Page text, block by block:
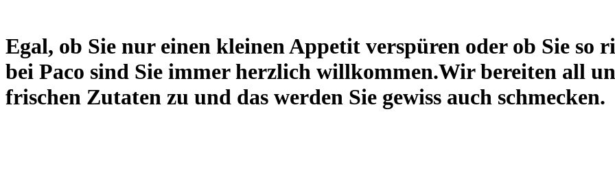
Egal, ob Sie nur einen kleinen Appetit verspüren oder ob Sie so
bei Paco sind Sie immer herzlich willkommen.Wir bereiten all
frischen Zutaten zu und das werden Sie gewiss auch schmecken.